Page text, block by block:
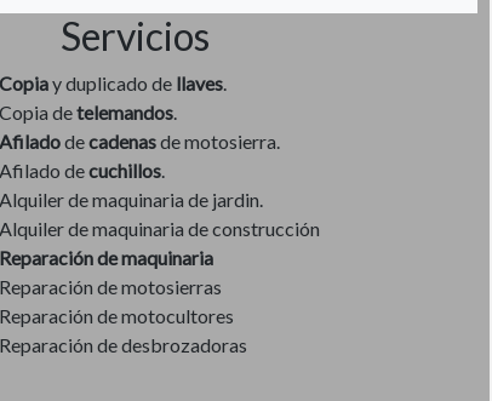
Servicios
Copiay duplicado de llaves.
Copia detelemandos.
Afiladodecadenasde motosierra.
Afilado decuchillos.
Alquiler de maquinaria de jardin.
Alquiler de maquinaria de construcción
Reparación de maquinaria
Reparación de motosierras
Reparación de motocultores
Reparación de desbrozadoras